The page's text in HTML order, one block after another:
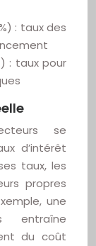
: taux des
: taux pour
se
d’intérêt
taux, les
propres
une
entraîne
du coût